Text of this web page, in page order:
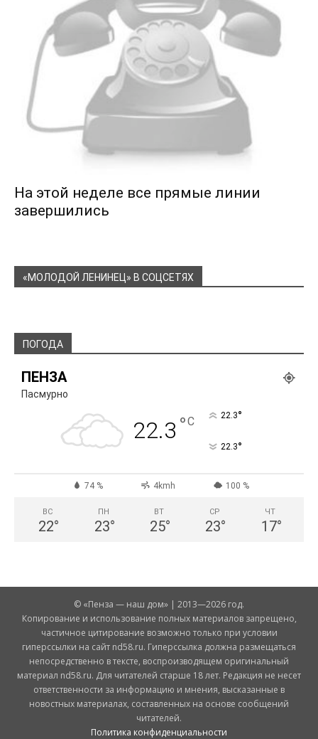
На этой неделе все прямые линии
завершились
«МОЛОДОЙ ЛЕНИНЕЦ» В СОЦСЕТЯХ
ПОГОДА
ПЕНЗА
Пасмурно
22.3 °C 22.3°
22.3°
74 % 4kmh 100 %
ВС
22°
ПН
23°
ВТ
25°
СР
23°
ЧТ
17°
© «Пенза — наш дом» | 2013—2026 год.
Копирование и использование полных материалов запрещено,
частичное цитирование возможно только при условии
гиперссылки на сайт nd58.ru. Гиперссылка должна размещаться
непосредственно в тексте, воспроизводящем оригинальный
материал nd58.ru. Для читателей старше 18 лет. Редакция не несет
ответственности за информацию и мнения, высказанные в
новостных материалах, составленных на основе сообщений
читателей.
Политика конфиденциальности